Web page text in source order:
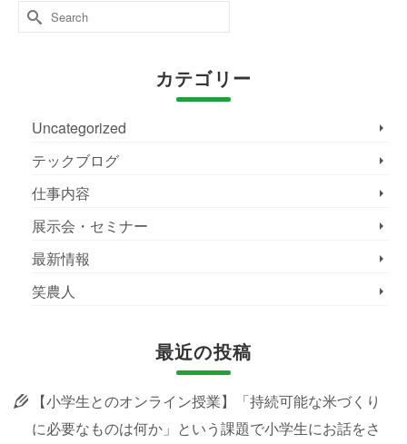
Search
for:
カテゴリー
Uncategorized
テックブログ
仕事内容
展示会・セミナー
最新情報
笑農人
最近の投稿
【小学生とのオンライン授業】「持続可能な米づくり
に必要なものは何か」という課題で小学生にお話をさ